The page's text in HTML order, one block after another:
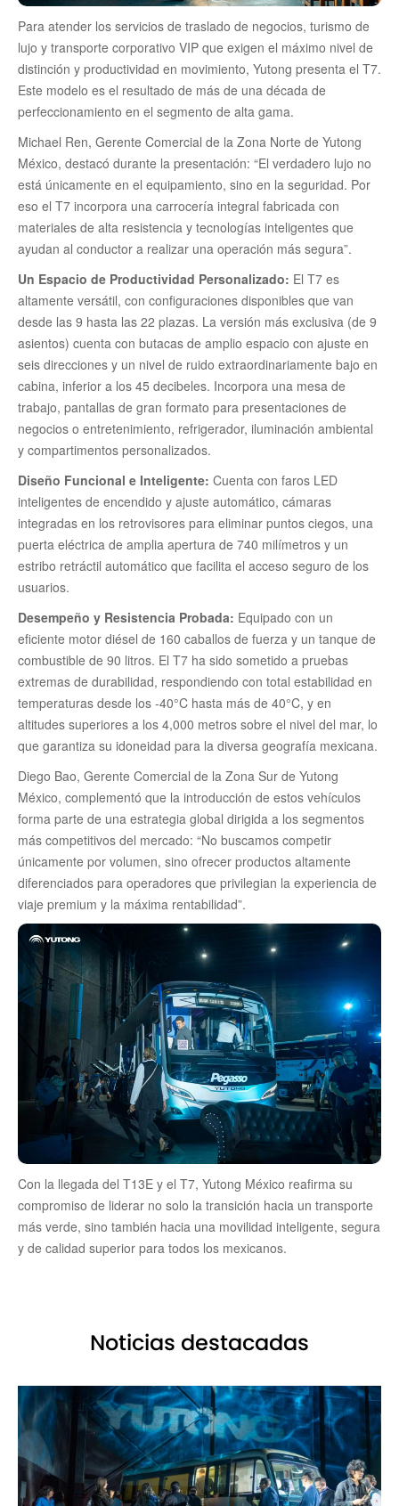
Para atender los servicios de traslado de negocios, turismo de
lujo y transporte corporativo VIP que exigen el máximo nivel de
distinción y productividad en movimiento, Yutong presenta el T7.
Este modelo es el resultado de más de una década de
perfeccionamiento en el segmento de alta gama.
Michael Ren, Gerente Comercial de la Zona Norte de Yutong
México, destacó durante la presentación: “El verdadero lujo no
está únicamente en el equipamiento, sino en la seguridad. Por
eso el T7 incorpora una carrocería integral fabricada con
materiales de alta resistencia y tecnologías inteligentes que
ayudan al conductor a realizar una operación más segura”.
Un Espacio de Productividad Personalizado: El T7 es
altamente versátil, con configuraciones disponibles que van
desde las 9 hasta las 22 plazas. La versión más exclusiva (de 9
asientos) cuenta con butacas de amplio espacio con ajuste en
seis direcciones y un nivel de ruido extraordinariamente bajo en
cabina, inferior a los 45 decibeles. Incorpora una mesa de
trabajo, pantallas de gran formato para presentaciones de
negocios o entretenimiento, refrigerador, iluminación ambiental
y compartimentos personalizados.
Diseño Funcional e Inteligente: Cuenta con faros LED
inteligentes de encendido y ajuste automático, cámaras
integradas en los retrovisores para eliminar puntos ciegos, una
puerta eléctrica de amplia apertura de 740 milímetros y un
estribo retráctil automático que facilita el acceso seguro de los
usuarios.
Desempeño y Resistencia Probada: Equipado con un
eficiente motor diésel de 160 caballos de fuerza y un tanque de
combustible de 90 litros. El T7 ha sido sometido a pruebas
extremas de durabilidad, respondiendo con total estabilidad en
temperaturas desde los -40°C hasta más de 40°C, y en
altitudes superiores a los 4,000 metros sobre el nivel del mar, lo
que garantiza su idoneidad para la diversa geografía mexicana.
Diego Bao, Gerente Comercial de la Zona Sur de Yutong
México, complementó que la introducción de estos vehículos
forma parte de una estrategia global dirigida a los segmentos
más competitivos del mercado: “No buscamos competir
únicamente por volumen, sino ofrecer productos altamente
diferenciados para operadores que privilegian la experiencia de
viaje premium y la máxima rentabilidad”.
Con la llegada del T13E y el T7, Yutong México reafirma su
compromiso de liderar no solo la transición hacia un transporte
más verde, sino también hacia una movilidad inteligente, segura
y de calidad superior para todos los mexicanos.
Noticias destacadas